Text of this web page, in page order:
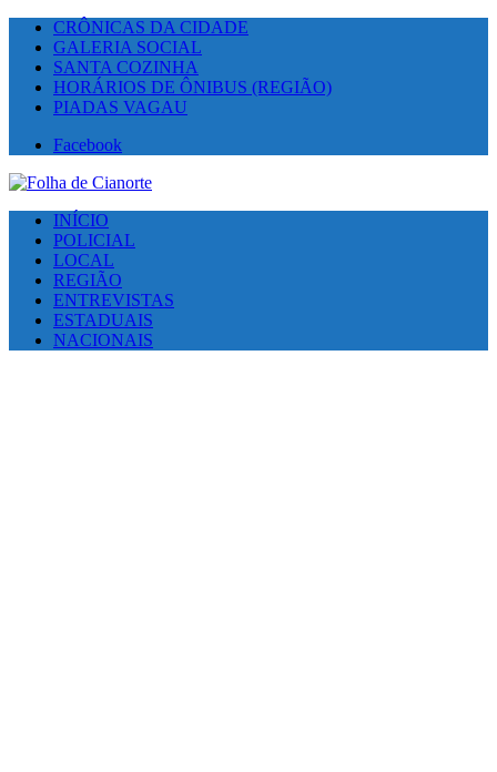
CRÔNICAS DA CIDADE
GALERIA SOCIAL
SANTA COZINHA
HORÁRIOS DE ÔNIBUS (REGIÃO)
PIADAS VAGAU
Facebook
INÍCIO
POLICIAL
LOCAL
REGIÃO
ENTREVISTAS
ESTADUAIS
NACIONAIS